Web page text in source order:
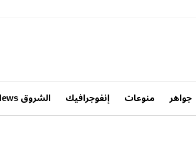
جواهر منوعات إنفوجرافيك الشروق News